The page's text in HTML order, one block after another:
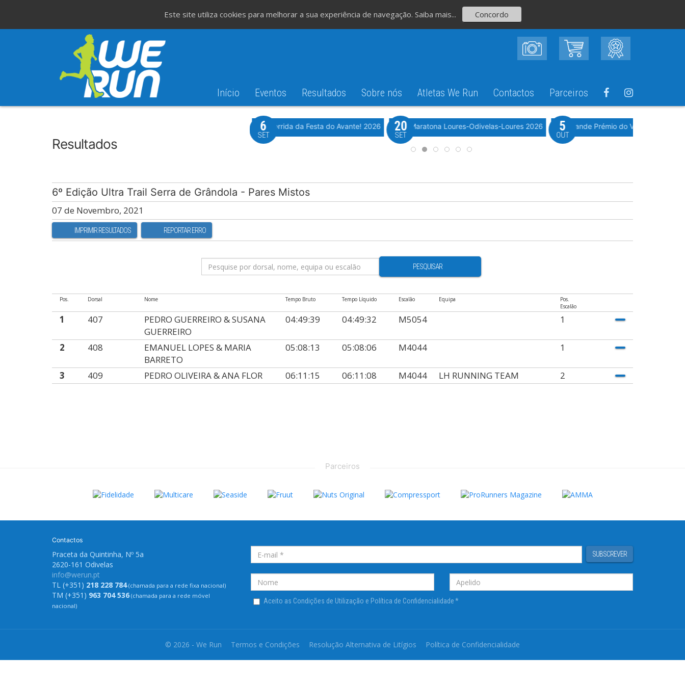
Início Eventos Resultados Sobre nós Atletas We Run Contactos Parceiros
Resultados Evento WeTiming
37ª Corrida da Festa do Avante! 2026
6
SET
Meia Maratona Loures-Odivelas-Loures 2026
20
SET
10º Grande Prémio do Vale Grande
5
OUT
6º Edição Ultra Trail Serra de Grândola - Pares Mistos
07 de Novembro, 2021
IMPRIMIR RESULTADOS REPORTAR ERRO
PESQUISAR
Pos. Dorsal Nome Tempo Bruto Tempo Líquido Escalão Equipa
Pos.
Escalão
1 407
PEDRO GUERREIRO & SUSANA
GUERREIRO
04:49:39 04:49:32 M5054 1
2 408
EMANUEL LOPES & MARIA
BARRETO
05:08:13 05:08:06 M4044 1
3 409 PEDRO OLIVEIRA & ANA FLOR 06:11:15 06:11:08 M4044 LH RUNNING TEAM 2
Parceiros
Contactos
Praceta da Quintinha, Nº 5a
2620-161 Odivelas
info@werun.pt
TL (+351) 218 228 784(chamada para a rede fixa nacional)
TM (+351) 963 704 536 (chamada para a rede móvel
nacional)
SUBSCREVER
Aceito as Condições de Utilização e Política de Confidencialidade*
© 2026 - We Run Termos e Condições Resolução Alternativa de Litígios Política de Confidencialidade
Este site utiliza cookies para melhorar a sua experiência de navegação. Saiba mais... Concordo